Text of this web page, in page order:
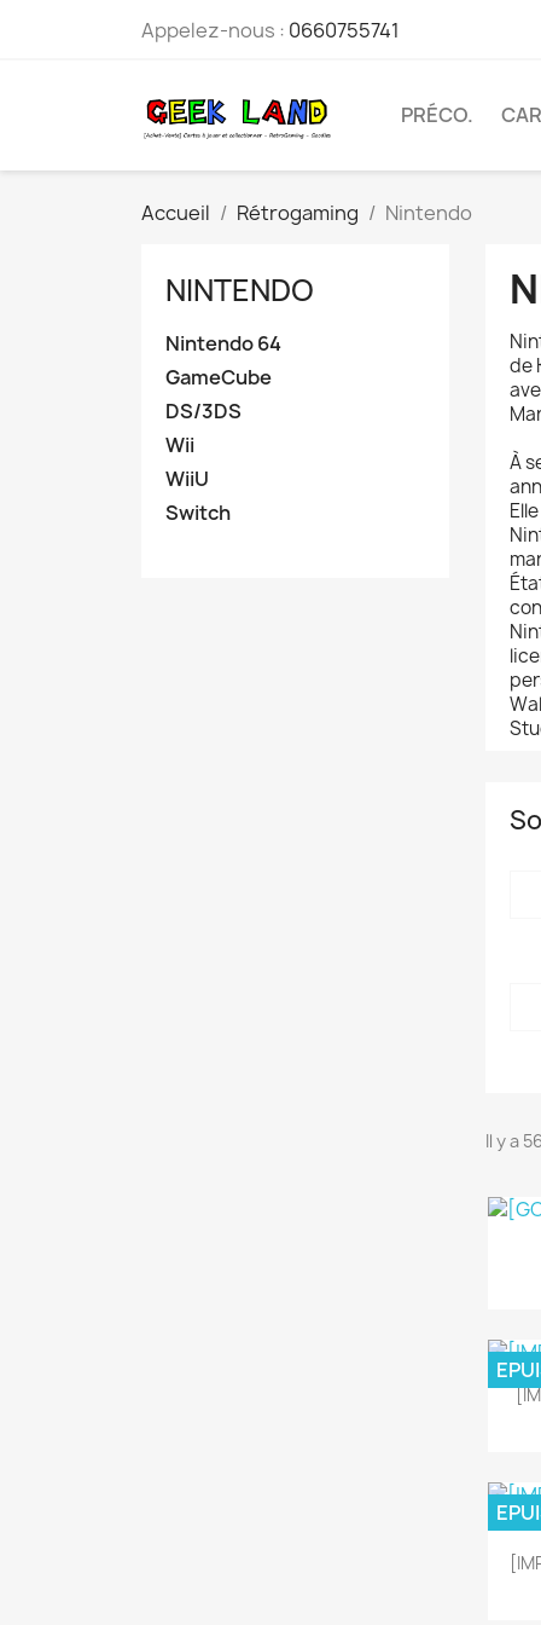
Appelez-nous : 0660755741
PRÉCO.
Accueil Rétrogaming Nintendo
NINTENDO
Nintendo 64
GameCube
DS/3DS
Wii
WiiU
Switch
de
À
Il y a